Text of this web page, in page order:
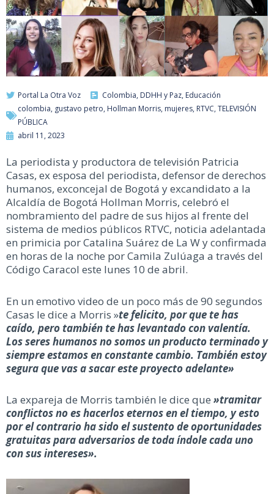
Portal La Otra Voz Colombia, DDHH y Paz, Educación
colombia, gustavo petro, Hollman Morris, mujeres, RTVC, TELEVISIÓN
PÚBLICA
abril 11, 2023
La periodista y productora de televisión Patricia
Casas, ex esposa del periodista, defensor de derechos
humanos, exconcejal de Bogotá y excandidato a la
Alcaldía de Bogotá Hollman Morris, celebró el
nombramiento del padre de sus hijos al frente del
sistema de medios públicos RTVC, noticia adelantada
en primicia por Catalina Suárez de La W y confirmada
en horas de la noche por Camila Zulúaga a través del
Código Caracol este lunes 10 de abril.
En un emotivo video de un poco más de 90 segundos
Casas le dice a Morris »te felicito, por que te has
caído, pero también te has levantado con valentía.
Los seres humanos no somos un producto terminado y
siempre estamos en constante cambio. También estoy
segura que vas a sacar este proyecto adelante»
La expareja de Morris también le dice que »tramitar
conflictos no es hacerlos eternos en el tiempo, y esto
por el contrario ha sido el sustento de oportunidades
gratuitas para adversarios de toda índole cada uno
con sus intereses».